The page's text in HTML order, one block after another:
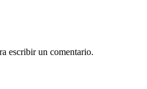
escribir un comentario.